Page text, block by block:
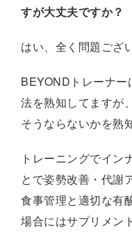
すが大丈夫ですか？
はい、全く問題ござ
BEYONDトレーナ
法を熟知してますが
そうならないかを熟
トレーニングでイン
とで姿勢改善・代謝
食事管理と適切な有
場合にはサプリメン